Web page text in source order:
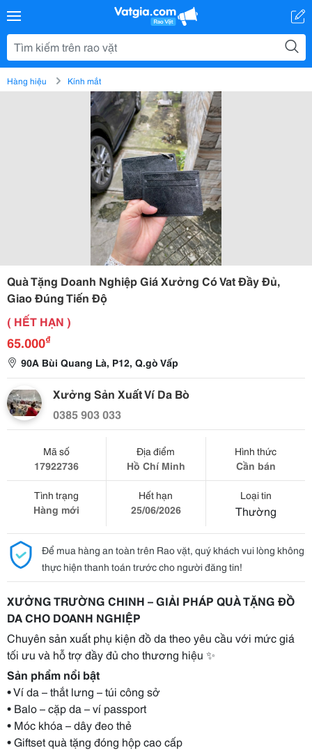
Hàng hiệu Kính mắt
Quà Tặng Doanh Nghiệp Giá Xưởng Có Vat Đầy Đủ,
Giao Đúng Tiến Độ
( HẾT HẠN )
65.000₫
90A Bùi Quang Là, P12, Q.gò Vấp
Xưởng Sản Xuất Ví Da Bò
0385 903 033
Mã số
17922736
Địa điểm
Hồ Chí Minh
Hình thức
Cần bán
Tình trạng
Hàng mới
Hết hạn
25/06/2026
Loại tin
Thường
Để mua hàng an toàn trên Rao vặt, quý khách vui lòng không
thực hiện thanh toán trước cho người đăng tin!
XƯỞNG TRƯỜNG CHINH – GIẢI PHÁP QUÀ TẶNG ĐỒ
DA CHO DOANH NGHIỆP
Chuyên sản xuất phụ kiện đồ da theo yêu cầu với mức giá
tối ưu và hỗ trợ đầy đủ cho thương hiệu ✨
Sản phẩm nổi bật
• Ví da – thắt lưng – túi công sở
• Balo – cặp da – ví passport
• Móc khóa – dây đeo thẻ
• Giftset quà tặng đóng hộp cao cấp